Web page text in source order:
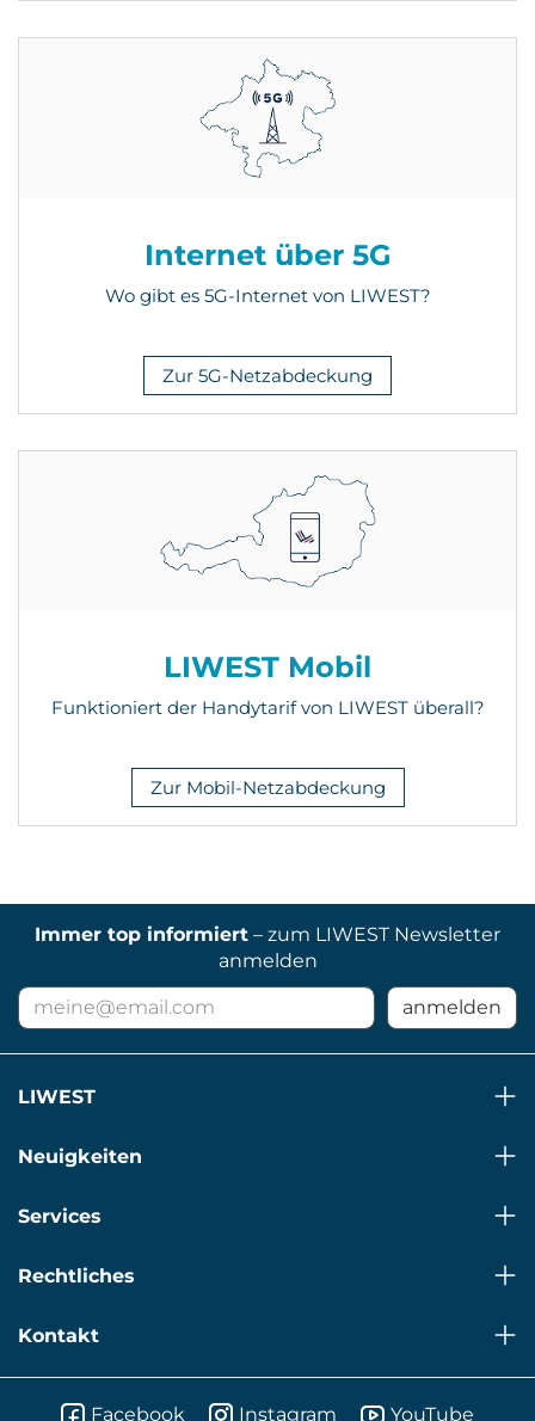
Internet über 5G
Wo gibt es 5G-Internet von LIWEST?
Zur 5G-Netzabdeckung
LIWEST Mobil
Funktioniert der Handytarif von LIWEST überall?
Zur Mobil-Netzabdeckung
Immer top informiert – zum LIWEST Newsletter
anmelden
Mail
Adresse
anmelden
LIWEST
Neuigkeiten
Services
Rechtliches
Kontakt
Facebook Instagram YouTube